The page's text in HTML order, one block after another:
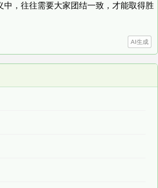
中，往往需要大家团结一致，才能取得胜
AI生成